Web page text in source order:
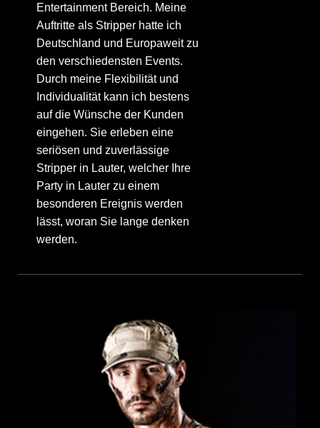
Entertainment Bereich. Meine
Auftritte als Stripper hatte ich
Deutschland und Europaweit zu
den verschiedensten Events.
Durch meine Flexibilität und
Individualität kann ich bestens
auf die Wünsche der Kunden
eingehen. Sie erleben eine
seriösen und zuverlässige
Stripper in Lauter, welcher Ihre
Party in Lauter zu einem
besonderen Ereignis werden
lässt, woran Sie lange denken
werden.